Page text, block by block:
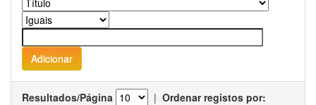
Resultados/Página | Ordenar registos por: